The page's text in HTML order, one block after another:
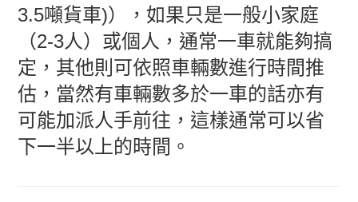
3.5噸貨車)），如果只是一般小家庭
（2-3人）或個人，通常一車就能夠搞
定，其他則可依照車輛數進行時間推
估，當然有車輛數多於一車的話亦有
可能加派人手前往，這樣通常可以省
下一半以上的時間。